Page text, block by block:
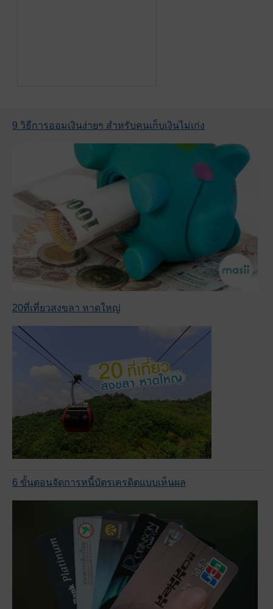
9 วิธีการออมเงินง่ายๆ สำหรับคนเก็บเงินไม่เก่ง
20ที่เที่ยวสงขลา หาดใหญ่
6 ขั้นตอนจัดการหนี้บัตรเครดิตแบบเห็นผล